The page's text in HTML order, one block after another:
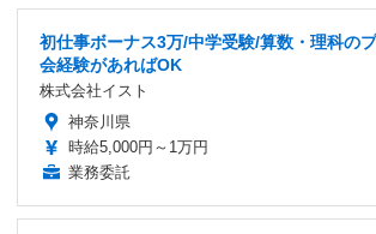
初仕事ボーナス3万/中学受験/算数・理科の
会経験があればOK
株式会社イスト
神奈川県
時給5,000円～1万円
業務委託